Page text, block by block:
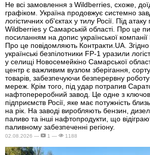
Не всі замовлення з Wildberries, схоже,
графіком. Україна продовжує системно
логістичних об'єктах у тилу Росії. Під
Wildberries у Самарській області. Про це
посиланням на допис української
Про це повідомляють Контракти.UA.
українські безпілотники FP-1 уразили
у селищі Новосемейкіно Самарської
центр є важливим вузлом зберігання,
товарів, забезпечуючи безперервну
мереж. Крім того, під удар потрапив
нафтопереробний завод. Це одне з
підприємств Росії, яке має потужність
на рік. На заводі виробляють бензин,
паливо та інші нафтопродукти, що
паливному забезпеченні регіону.
02.08.2026 — 1 — 1188